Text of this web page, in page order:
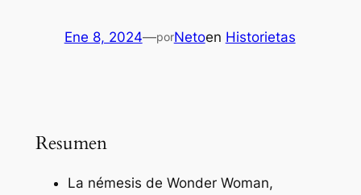
Ene 8, 2024—porNetoen Historietas
Resumen
La némesis de Wonder Woman,